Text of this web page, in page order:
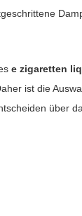
e zigaretten
ist die
über